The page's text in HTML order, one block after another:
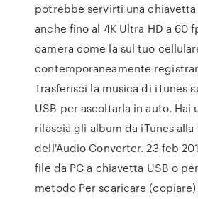
potrebbe servirti una
anche fino al 4K Ultra HD a 60
camera come la sul tuo
contemporaneamente
Trasferisci la musica di iTunes
USB per ascoltarla in auto. Hai
rilascia gli album da iTunes alla
dell'Audio Converter. 23 feb
file da PC a chiavetta USB o
metodo Per scaricare